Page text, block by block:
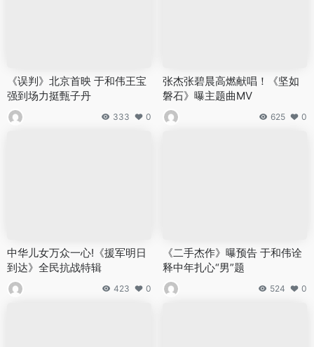
《误判》北京首映 于和伟王宝
强到场力挺甄子丹
333 0
张杰张碧晨高燃献唱！《坚如
磐石》曝主题曲MV
625 0
中华儿女万众一心!《援军明日
到达》全民抗战特辑
423 0
《二手杰作》曝预告 于和伟诠
释中年扎心“男”题
524 0